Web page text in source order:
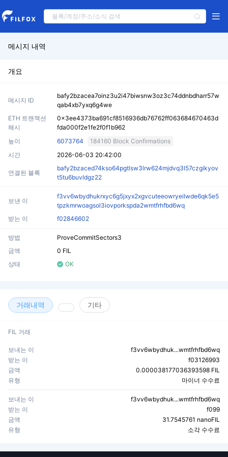
메시지 내역
개요
메시지 ID
bafy2bzacea7oinz3u2i47biwsnw3oz3c74ddnbdharr57w
qab4xb7yxq6g4we
ETH 트랜잭션
해시
0x3ee4373ba691cf8516936db76762ff063684670463d
fda000f2e1fe2f0f1b962
높이
6073764
184160 Block Confirmations
시간
2026-06-03 20:42:00
연결된 블록
bafy2bzaced74kso64pgtlsw3lrw624mjdvq3l57czgikyov
t5tu6buvldgz22
보낸 이
f3vv6wbydhukrxyc6g5jxyx2xgvcuteeowryeilwde6qk5e5
tpzkmrwoagsol3iovporkspda2wmtfrhfbd6wq
받는 이
f02846602
방법
ProveCommitSectors3
금액
0 FIL
상태
OK
거래내역 기타
FIL 거래
보내는 이
f3vv6wbydhuk...wmtfrhfbd6wq
받는 이
f03126993
금액
0.000038177036393598 FIL
유형
마이너 수수료
보내는 이
f3vv6wbydhuk...wmtfrhfbd6wq
받는 이
f099
금액
31.7545761 nanoFIL
유형
소각 수수료